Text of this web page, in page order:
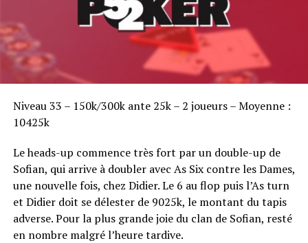
Niveau 33 – 150k/300k ante 25k – 2 joueurs – Moyenne :
10425k
Le heads-up commence très fort par un double-up de
Sofian, qui arrive à doubler avec As Six contre les Dames,
une nouvelle fois, chez Didier. Le 6 au flop puis l’As turn
et Didier doit se délester de 9025k, le montant du tapis
adverse. Pour la plus grande joie du clan de Sofian, resté
en nombre malgré l’heure tardive.